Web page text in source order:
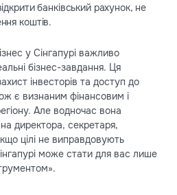
банківський рахунок, не
коштів.
у Сінгапурі важливо
бізнес-завдання. Ця
інвесторів та доступ до
є визнаним фінансовим і
Але водночас вона
директора, секретаря,
цілі не виправдовують
може стати для вас лише